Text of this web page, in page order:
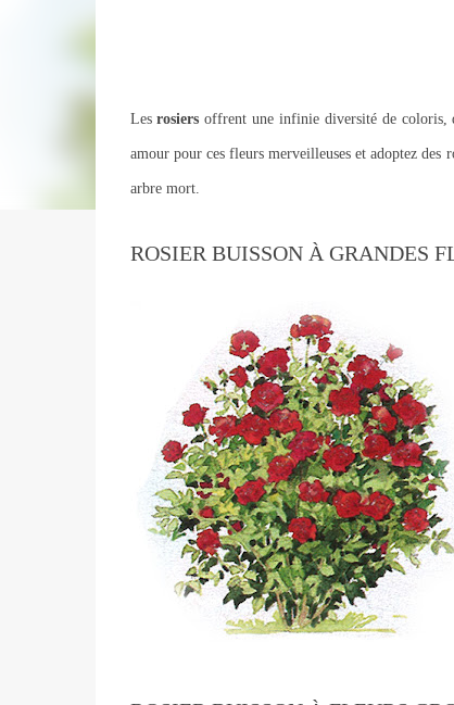
Lesrosiersoffrent une infinie diversité de coloris,
amour pour ces fleurs merveilleuses et adoptez des
arbre mort.
ROSIER BUISSON À GRANDES